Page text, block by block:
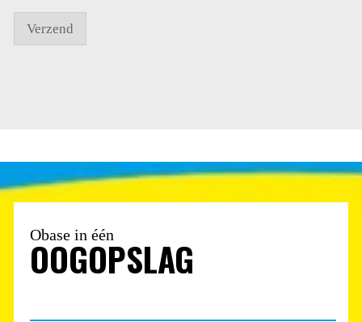
Verzend
Obase in één
OOGOPSLAG